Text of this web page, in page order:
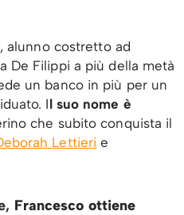
, alunno costretto ad
De Filippi a più della metà
un banco in più per un
Il suo nome è
che subito conquista il
Lettieri e
Francesco ottiene